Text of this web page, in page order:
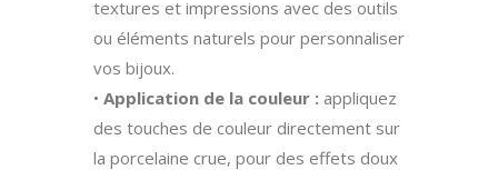
textures et impressions avec des outils
ou éléments naturels pour personnaliser
vos bijoux.
• Application de la couleur : appliquez
des touches de couleur directement sur
la porcelaine crue, pour des effets doux